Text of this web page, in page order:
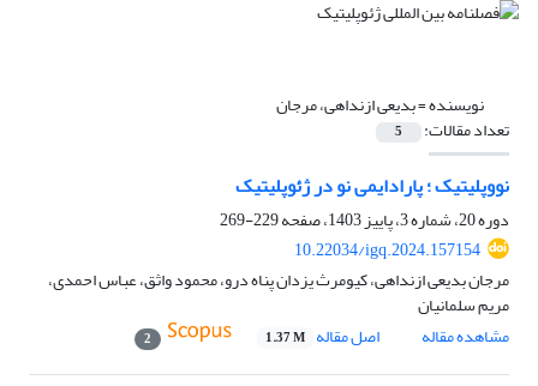
نویسنده =بدیعی ازنداهی، مرجان
تعداد مقالات: 5
نووپلیتیک ؛ پارادایمی نو در ژئوپلیتیک
دوره 20، شماره 3، پاییز 1403، صفحه
229-269
10.22034/igq.2024.157154
مرجان بدیعی ازنداهی، کیومرث یزدان پناه درو، محمود واثق، عباس احمدی،
مریم سلمانیان
مشاهده مقاله
اصل مقاله 1.37 M
2